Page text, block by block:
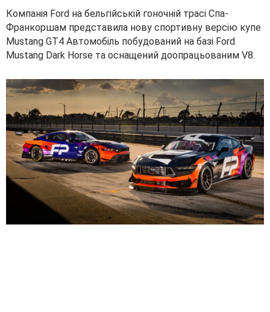
Компанія Ford на бельгійській гоночній трасі Спа-
Франкоршам представила нову спортивну версію купе
Mustang GT4 Автомобіль побудований на базі Ford
Mustang Dark Horse та оснащений доопрацьованим V8.